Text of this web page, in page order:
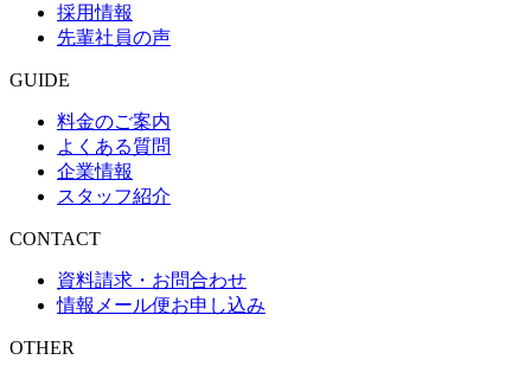
採用情報
先輩社員の声
GUIDE
料金のご案内
よくある質問
企業情報
スタッフ紹介
CONTACT
資料請求・お問合わせ
情報メール便お申し込み
OTHER